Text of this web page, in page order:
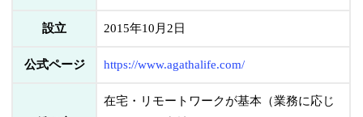
設立 2015年10月2日
公式ページ https://www.agathalife.com/
在宅・リモートワークが基本（業務に応じ